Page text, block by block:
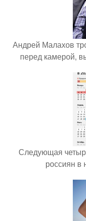
Андрей Малахов
перед камерой,
Следующая
россиян в